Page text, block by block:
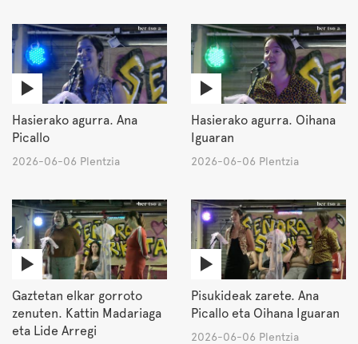
Hasierako agurra. Ana
Picallo
2026-06-06 Plentzia
Hasierako agurra. Oihana
Iguaran
2026-06-06 Plentzia
Gaztetan elkar gorroto
zenuten. Kattin Madariaga
eta Lide Arregi
Pisukideak zarete. Ana
Picallo eta Oihana Iguaran
2026-06-06 Plentzia